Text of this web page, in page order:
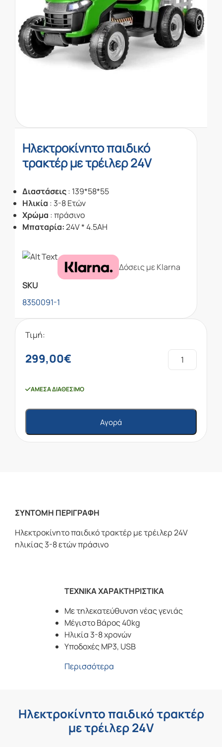
Ηλεκτροκίνητο παιδικό
τρακτέρ με τρέιλερ 24V
Διαστάσεις: 139*58*55
Ηλικία : 3-8 Ετών
Χρώμα : πράσινο
Μπαταρία:24V * 4.5AH
Δόσεις με Klarna
SKU
8350091-1
Τιμή:
299,00€
ΆΜΕΣΑ ΔΙΑΘΈΣΙΜΟ
Αγορά
ΣΥΝΤΟΜΗ ΠΕΡΙΓΡΑΦΗ
Ηλεκτροκίνητο παιδικό τρακτέρ με τρέιλερ 24V
ηλικίας 3-8 ετών πράσινο
ΤΕΧΝΙΚΑ ΧΑΡΑΚΤΗΡΙΣΤΙΚΑ
Με τηλεκατεύθυνση νέας γενιάς
Μέγιστο Βάρος 40kg
Ηλικία 3-8 χρονών
Υποδοχές MP3, USB
Περισσότερα
Ηλεκτροκίνητο παιδικό τρακτέρ
με τρέιλερ 24V